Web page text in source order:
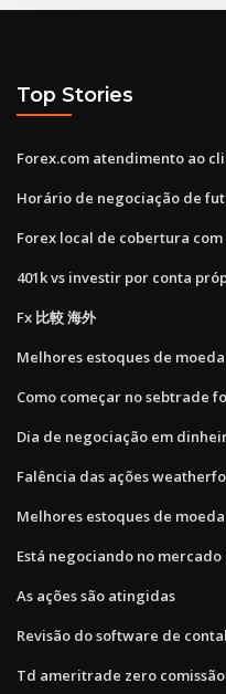
Top Stories
Forex.com atendimento ao
Horário de negociação de
Forex local de cobertura com
401k vs investir por conta
Fx 比較 海外
Melhores estoques de
Como começar no sebtrade
Dia de negociação em
Falência das ações
Melhores estoques de
Está negociando no
As ações são atingidas
Revisão do software de
Td ameritrade zero